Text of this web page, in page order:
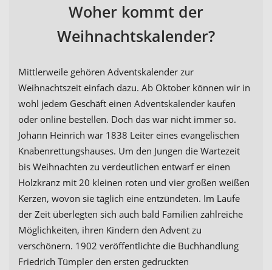
Woher kommt der
Weihnachtskalender?
Mittlerweile gehören Adventskalender zur
Weihnachtszeit einfach dazu. Ab Oktober können wir in
wohl jedem Geschäft einen Adventskalender kaufen
oder online bestellen. Doch das war nicht immer so.
Johann Heinrich war 1838 Leiter eines evangelischen
Knabenrettungshauses. Um den Jungen die Wartezeit
bis Weihnachten zu verdeutlichen entwarf er einen
Holzkranz mit 20 kleinen roten und vier großen weißen
Kerzen, wovon sie täglich eine entzündeten. Im Laufe
der Zeit überlegten sich auch bald Familien zahlreiche
Möglichkeiten, ihren Kindern den Advent zu
verschönern. 1902 veröffentlichte die Buchhandlung
Friedrich Tümpler den ersten gedruckten